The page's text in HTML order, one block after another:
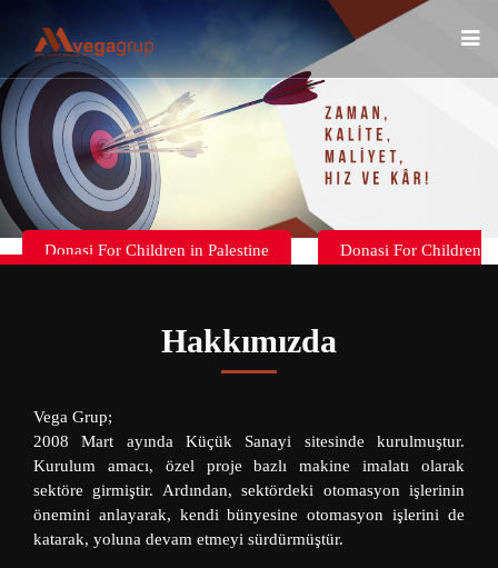
Donasi For Children in Palestine
Donasi For Children
Hakkımızda
Vega Grup;
2008 Mart ayında Küçük Sanayi sitesinde kurulmuştur.
Kurulum amacı, özel proje bazlı makine imalatı olarak
sektöre girmiştir. Ardından, sektördeki otomasyon işlerinin
önemini anlayarak, kendi bünyesine otomasyon işlerini de
katarak, yoluna devam etmeyi sürdürmüştür.